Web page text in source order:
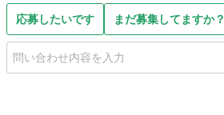
応募したいです まだ募集してますか？